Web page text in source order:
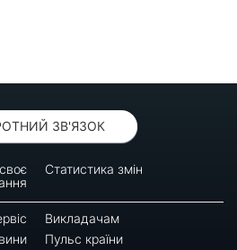
ЗВ'ЯЗОК
Статистика змін
Викладачам
Пульс країни